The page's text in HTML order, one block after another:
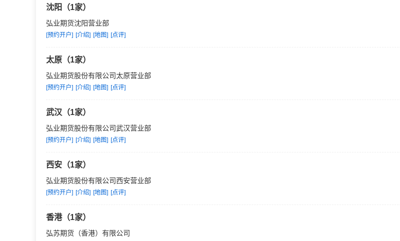
沈阳（1家）
弘业期货沈阳营业部
[预约开户] [介绍] [地图] [点评]
太原（1家）
弘业期货股份有限公司太原营业部
[预约开户] [介绍] [地图] [点评]
武汉（1家）
弘业期货股份有限公司武汉营业部
[预约开户] [介绍] [地图] [点评]
西安（1家）
弘业期货股份有限公司西安营业部
[预约开户] [介绍] [地图] [点评]
香港（1家）
弘苏期货（香港）有限公司